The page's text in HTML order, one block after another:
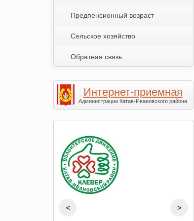
Предпенсионный возраст
Сельское хозяйство
Обратная связь
Интернет-приемная
Администрации Катав-Ивановского района
< >